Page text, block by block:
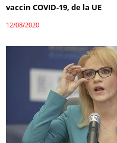
vaccin COVID-19, de la UE
12/08/2020